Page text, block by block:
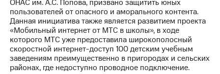
Финансовая
отчетность
Контакты
Пригласить
ОНАС им. А.С. Попова, призвано защитить юных
пользователей от опасного и аморального контента.
Данная инициатива также является развитием проекта
«Мобильный интернет от МТС в школы», в ходе
которого МТС уже предоставила широкополосный
скоростной интернет-доступ 100 детским учебным
заведениям преимущественно в пригородах и сельских
районах, где недоступно проводное подключение.